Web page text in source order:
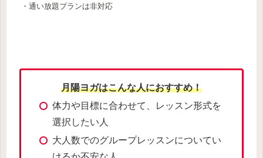
・通い放題プランは非対応
月陽ヨガはこんな人におすすめ！
体力や目標に合わせて、レッスン形式を
選択したい人
大人数でのグループレッスンについてい